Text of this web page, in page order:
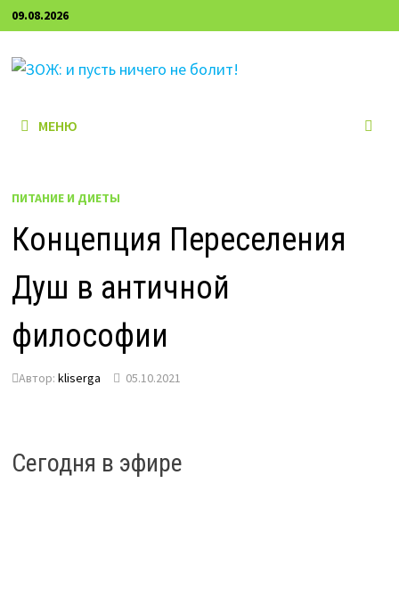
Перейти
к
содержимому
09.08.2026
МЕНЮ
ПИТАНИЕ И ДИЕТЫ
Концепция Переселения
Душ в античной
философии
Автор:kliserga 05.10.2021
Сегодня в эфире